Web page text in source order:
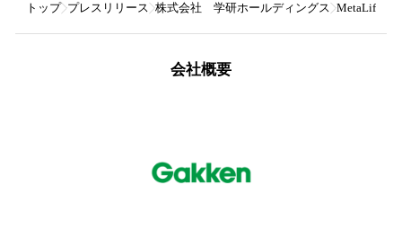
トップ プレスリリース 株式会社 学研ホールディングス MetaLife、
会社概要